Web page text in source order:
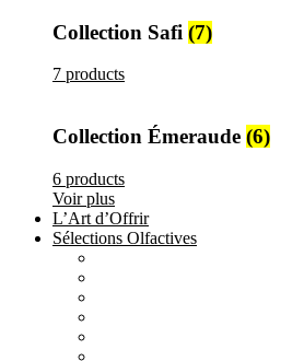
Collection Safi (7)
7 products
Collection Émeraude (6)
6 products
Voir plus
L’Art d’Offrir
Sélections Olfactives